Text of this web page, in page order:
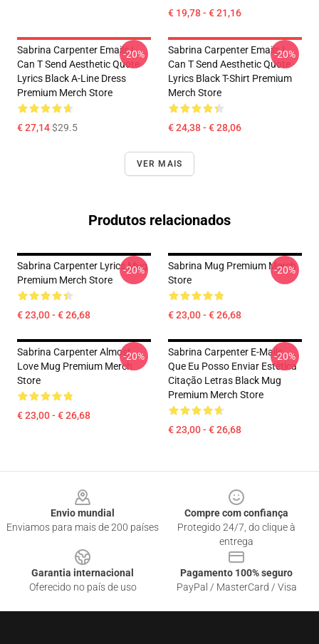
€ 19,78 - € 21,16
Sabrina Carpenter Emails I
Can T Send Aesthetic Quote
Lyrics Black A-Line Dress
Premium Merch Store
€ 27,14$29.5
-20%
Sabrina Carpenter Emails I
Can T Send Aesthetic Quote
Lyrics Black T-Shirt Premium
Merch Store
€ 24,38 - € 28,06
-20%
VER MAIS
Produtos relacionados
Sabrina Carpenter Lyrics Mug
Premium Merch Store
€ 23,00 - € 26,68
-20%
Sabrina Mug Premium Merch
Store
€ 23,00 - € 26,68
-20%
Sabrina Carpenter Almost
Love Mug Premium Merch
Store
€ 23,00 - € 26,68
-20%
Sabrina Carpenter E-Mails
Que Eu Posso Enviar Estética
Citação Letras Black Mug
Premium Merch Store
€ 23,00 - € 26,68
-20%
Envio mundial
Enviamos para mais de 200 países
Compre com confiança
Protegido 24/7, do clique à
entrega
Garantia internacional
Oferecido no país de uso
Pagamento 100% seguro
PayPal / MasterCard / Visa